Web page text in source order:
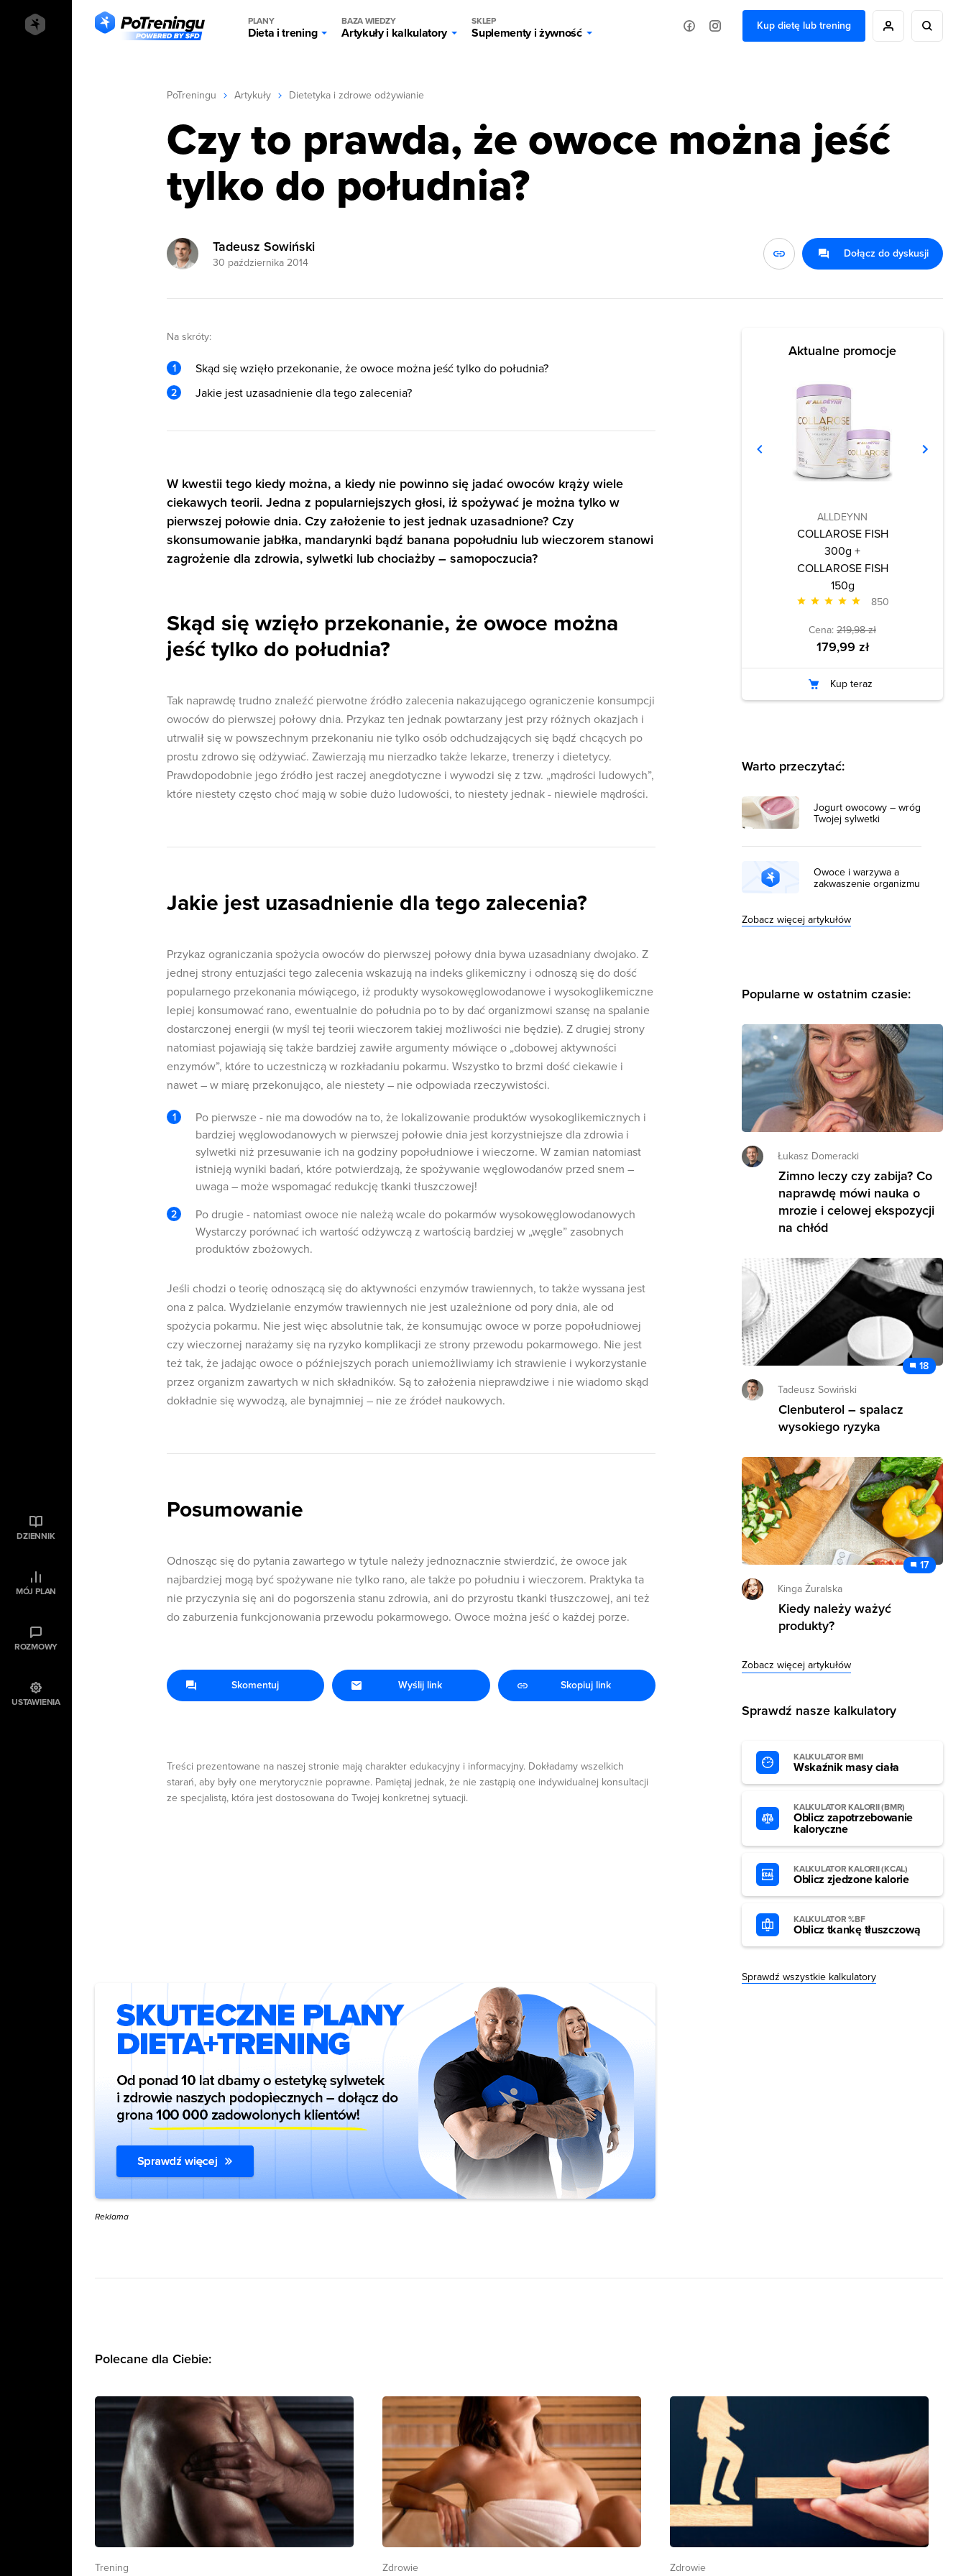
PLANY
Dieta i trening
BAZA WIEDZY
Artykuły i kalkulatory
SKLEP
Suplementy i żywność
Kup dietę lub trening
DZIENNIK
MÓJ PLAN
ROZMOWY
USTAWIENIA
PoTreningu Artykuły Dietetyka i zdrowe odżywianie
Czy to prawda, że owoce można jeść
tylko do południa?
Tadeusz Sowiński
30 października 2014
Dołącz do dyskusji
Na skróty:
Skąd się wzięło przekonanie, że owoce można jeść tylko do południa?
Jakie jest uzasadnienie dla tego zalecenia?
W kwestii tego kiedy można, a kiedy nie powinno się jadać owoców krąży wiele
ciekawych teorii. Jedna z popularniejszych głosi, iż spożywać je można tylko w
pierwszej połowie dnia. Czy założenie to jest jednak uzasadnione? Czy
skonsumowanie jabłka, mandarynki bądź banana popołudniu lub wieczorem stanowi
zagrożenie dla zdrowia, sylwetki lub chociażby – samopoczucia?
Skąd się wzięło przekonanie, że owoce można
jeść tylko do południa?
Tak naprawdę trudno znaleźć pierwotne źródło zalecenia nakazującego ograniczenie konsumpcji
owoców do pierwszej połowy dnia. Przykaz ten jednak powtarzany jest przy różnych okazjach i
utrwalił się w powszechnym przekonaniu nie tylko osób odchudzających się bądź chcących po
prostu zdrowo się odżywiać. Zawierzają mu nierzadko także lekarze, trenerzy i dietetycy.
Prawdopodobnie jego źródło jest raczej anegdotyczne i wywodzi się z tzw. „mądrości ludowych”,
które niestety często choć mają w sobie dużo ludowości, to niestety jednak - niewiele mądrości.
Jakie jest uzasadnienie dla tego zalecenia?
Przykaz ograniczania spożycia owoców do pierwszej połowy dnia bywa uzasadniany dwojako. Z
jednej strony entuzjaści tego zalecenia wskazują na indeks glikemiczny i odnoszą się do dość
popularnego przekonania mówiącego, iż produkty wysokowęglowodanowe i wysokoglikemiczne
lepiej konsumować rano, ewentualnie do południa po to by dać organizmowi szansę na spalanie
dostarczonej energii (w myśl tej teorii wieczorem takiej możliwości nie będzie). Z drugiej strony
natomiast pojawiają się także bardziej zawiłe argumenty mówiące o „dobowej aktywności
enzymów”, które to uczestniczą w rozkładaniu pokarmu. Wszystko to brzmi dość ciekawie i
nawet – w miarę przekonująco, ale niestety – nie odpowiada rzeczywistości.
Po pierwsze - nie ma dowodów na to, że lokalizowanie produktów wysokoglikemicznych i
bardziej węglowodanowych w pierwszej połowie dnia jest korzystniejsze dla zdrowia i
sylwetki niż przesuwanie ich na godziny popołudniowe i wieczorne. W zamian natomiast
istnieją wyniki badań, które potwierdzają, że spożywanie węglowodanów przed snem –
uwaga – może wspomagać redukcję tkanki tłuszczowej!
Po drugie - natomiast owoce nie należą wcale do pokarmów wysokowęglowodanowych
Wystarczy porównać ich wartość odżywczą z wartością bardziej w „węgle” zasobnych
produktów zbożowych.
Jeśli chodzi o teorię odnoszącą się do aktywności enzymów trawiennych, to także wyssana jest
ona z palca. Wydzielanie enzymów trawiennych nie jest uzależnione od pory dnia, ale od
spożycia pokarmu. Nie jest więc absolutnie tak, że konsumując owoce w porze popołudniowej
czy wieczornej narażamy się na ryzyko komplikacji ze strony przewodu pokarmowego. Nie jest
też tak, że jadając owoce o późniejszych porach uniemożliwiamy ich strawienie i wykorzystanie
przez organizm zawartych w nich składników. Są to założenia nieprawdziwe i nie wiadomo skąd
dokładnie się wywodzą, ale bynajmniej – nie ze źródeł naukowych.
Posumowanie
Odnosząc się do pytania zawartego w tytule należy jednoznacznie stwierdzić, że owoce jak
najbardziej mogą być spożywane nie tylko rano, ale także po południu i wieczorem. Praktyka ta
nie przyczynia się ani do pogorszenia stanu zdrowia, ani do przyrostu tkanki tłuszczowej, ani też
do zaburzenia funkcjonowania przewodu pokarmowego. Owoce można jeść o każdej porze.
Treści prezentowane na naszej stronie mają charakter edukacyjny i informacyjny. Dokładamy wszelkich
starań, aby były one merytorycznie poprawne. Pamiętaj jednak, że nie zastąpią one indywidualnej konsultacji
ze specjalistą, która jest dostosowana do Twojej konkretnej sytuacji.
Skomentuj Wyślij link Skopiuj link
Reklama
Polecane dla Ciebie:
Trening Zdrowie Zdrowie
Aktualne promocje
ALLDEYNN
COLLAROSE FISH
300g +
COLLAROSE FISH
150g
850
Cena: 219,98 zł
179,99 zł
Kup teraz
Warto przeczytać:
Jogurt owocowy – wróg
Twojej sylwetki
Owoce i warzywa a
zakwaszenie organizmu
Zobacz więcej artykułów
Popularne w ostatnim czasie:
Łukasz Domeracki
Zimno leczy czy zabija? Co
naprawdę mówi nauka o
mrozie i celowej ekspozycji
na chłód
18
Tadeusz Sowiński
Clenbuterol – spalacz
wysokiego ryzyka
17
Kinga Żuralska
Kiedy należy ważyć
produkty?
Zobacz więcej artykułów
Sprawdź nasze kalkulatory
KALKULATOR BMI
Wskaźnik masy ciała
KALKULATOR KALORII (BMR)
Oblicz zapotrzebowanie
kaloryczne
KALKULATOR KALORII (KCAL)
Oblicz zjedzone kalorie
KALKULATOR %BF
Oblicz tkankę tłuszczową
Sprawdź wszystkie kalkulatory